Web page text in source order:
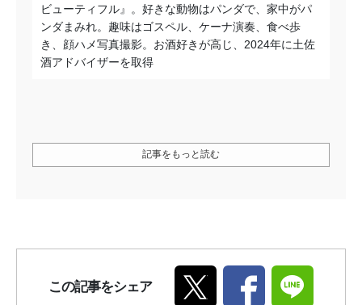
ビューティフル』。好きな動物はパンダで、家中がパ
ンダまみれ。趣味はゴスペル、ケーナ演奏、食べ歩
き、顔ハメ写真撮影。お酒好きが高じ、2024年に土佐
酒アドバイザーを取得
記事をもっと読む
この記事をシェア